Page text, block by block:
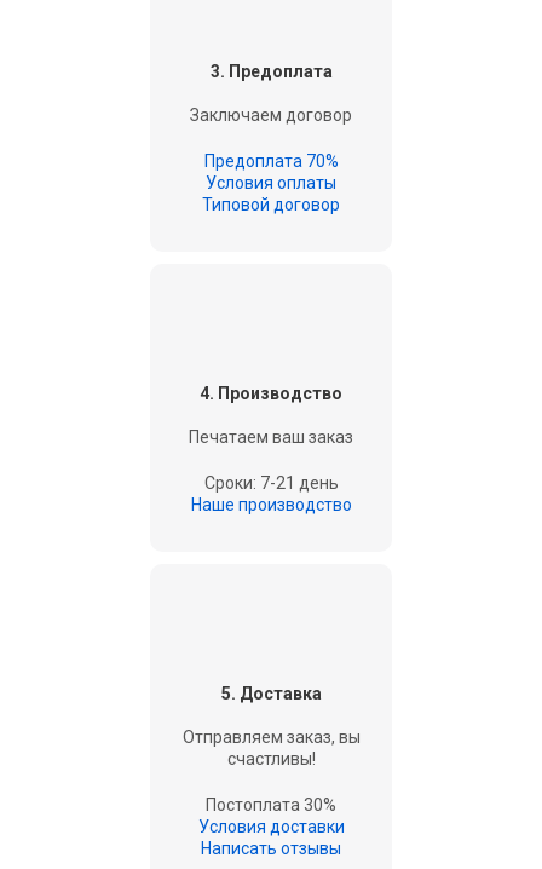
3. Предоплата
Заключаем договор
Предоплата 70%
Условия оплаты
Типовой договор
4. Производство
Печатаем ваш заказ
Сроки: 7-21 день
Наше производство
5. Доставка
Отправляем заказ, вы
счастливы!
Постоплата 30%
Условия доставки
Написать отзывы